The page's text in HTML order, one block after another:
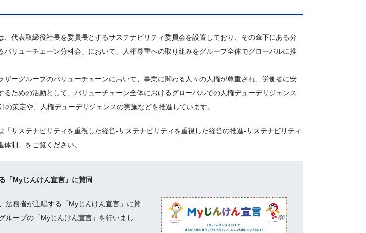
、代表取締役社長を委員長とするサステナビリティ委員会を設置しており、その傘下にある分
バリューチェーン分科会」において、人権尊重への取り組みをグループ全体でグローバルに推
ザーグループのバリューチェーンにおいて、事業に関わる人々の人権が尊重され、労働者に安
るための活動として、バリューチェーン全体におけるグローバルでの人権デューデリジェンス
の策定や、人権デューデリジェンスの実施などを推進しています。
「サステナビリティを重視した経営-サステナビリティを重視した経営の推進-サステナビリティ
体制 」をご覧ください。
「Myじんけん宣言」に賛同
法務省が主唱する「Myじんけん宣言」に賛
ループの「Myじんけん宣言」を行いまし